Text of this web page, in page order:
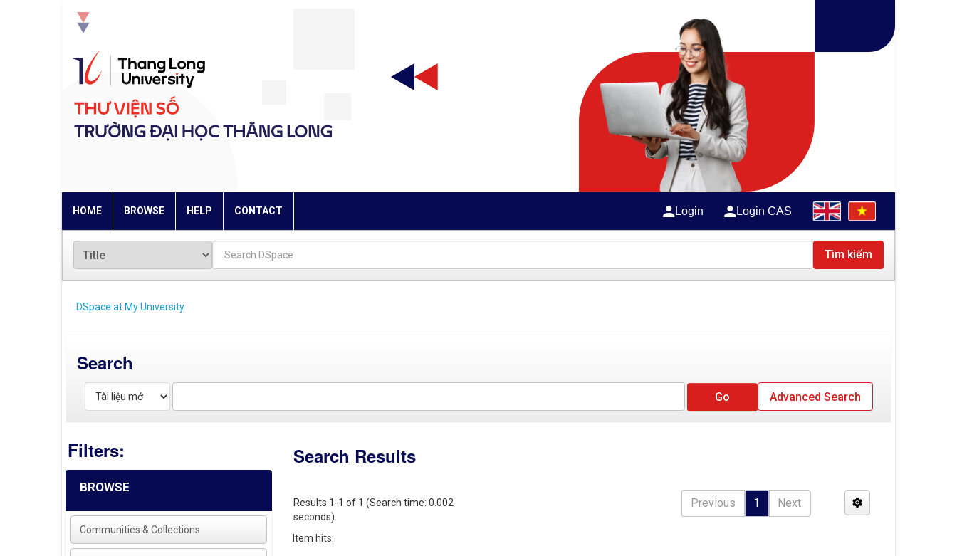
HOME BROWSE HELP CONTACT Login Login CAS
Tìm kiếm
DSpace at My University
Search
Advanced Search
Filters:
BROWSE
Communities & Collections
Search Results
Results 1-1 of 1 (Search time: 0.002
seconds).
Previous 1 Next
Item hits: